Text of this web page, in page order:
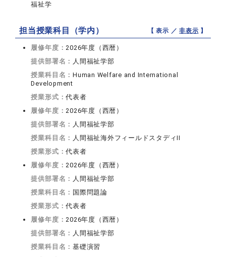
福祉学
担当授業科目（学内） 【 表示 ／非表示 】
履修年度：2026年度（西暦）
提供部署名： 人間福祉学部
授業科目名：Human Welfare and International
Development
授業形式：代表者
履修年度：2026年度（西暦）
提供部署名： 人間福祉学部
授業科目名： 人間福祉海外フィールドスタディII
授業形式：代表者
履修年度：2026年度（西暦）
提供部署名： 人間福祉学部
授業科目名： 国際問題論
授業形式：代表者
履修年度：2026年度（西暦）
提供部署名： 人間福祉学部
授業科目名：基礎演習